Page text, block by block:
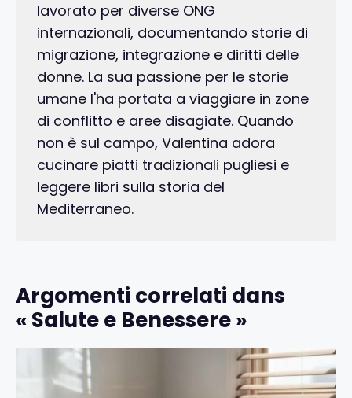
lavorato per diverse ONG
internazionali, documentando storie di
migrazione, integrazione e diritti delle
donne. La sua passione per le storie
umane l'ha portata a viaggiare in zone
di conflitto e aree disagiate. Quando
non è sul campo, Valentina adora
cucinare piatti tradizionali pugliesi e
leggere libri sulla storia del
Mediterraneo.
Argomenti correlati dans
« Salute e Benessere »